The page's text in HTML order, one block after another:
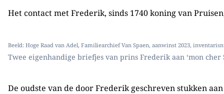
Het contact met Frederik, sinds 1740 koning van
Beeld: Hoge Raad van Adel, Familiearchief Van Spaen, aanwinst 2023,
Twee eigenhandige briefjes van prins Frederik aan ‘mon cher
De oudste van de door Frederik geschreven stukken